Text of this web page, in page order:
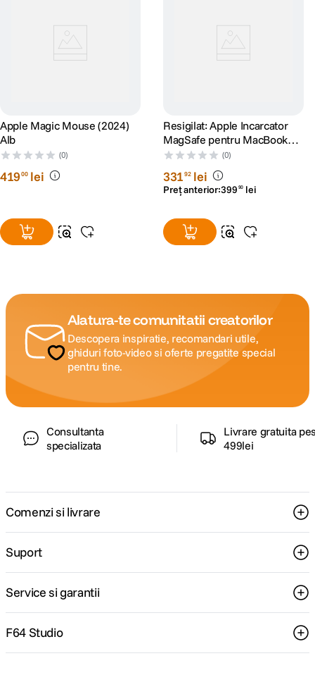
Apple Magic Mouse (2024)
Alb
(0)
41900 lei
Resigilat: Apple Incarcator
MagSafe pentru MacBook
Pro 15" si 17" 85W Alb -
RS125074040-1
(0)
33192 lei
Preț anterior:399 90 lei
Alatura-te comunitatii creatorilor
Descopera inspiratie, recomandari utile,
ghiduri foto-video si oferte pregatite special
pentru tine.
Consultanta
specializata
Livrare gratuita
499lei
Comenzi si livrare
Suport
Service si garantii
F64 Studio